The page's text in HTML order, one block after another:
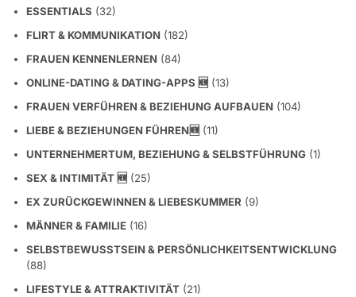
ESSENTIALS (32)
FLIRT & KOMMUNIKATION (182)
FRAUEN KENNENLERNEN (84)
ONLINE-DATING & DATING-APPS 🆕 (13)
FRAUEN VERFÜHREN & BEZIEHUNG AUFBAUEN (104)
LIEBE & BEZIEHUNGEN FÜHREN🆕 (11)
UNTERNEHMERTUM, BEZIEHUNG & SELBSTFÜHRUNG (1)
SEX & INTIMITÄT 🆕 (25)
EX ZURÜCKGEWINNEN & LIEBESKUMMER (9)
MÄNNER & FAMILIE (16)
SELBSTBEWUSSTSEIN & PERSÖNLICHKEITSENTWICKLUNG
(88)
LIFESTYLE & ATTRAKTIVITÄT (21)